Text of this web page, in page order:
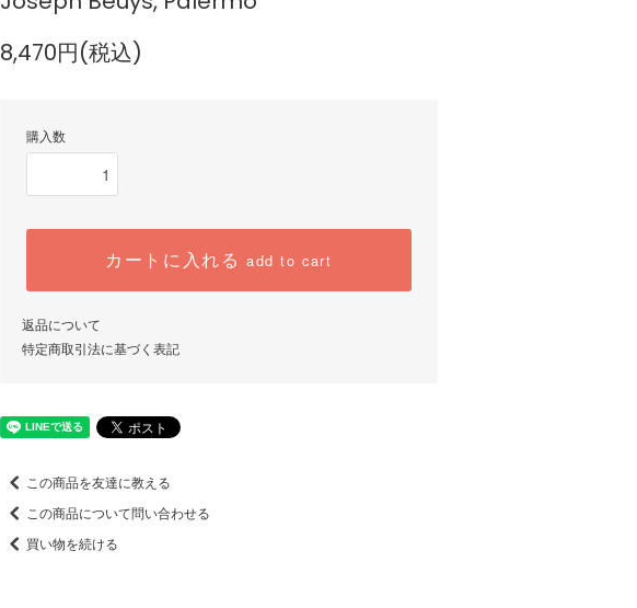
8,470円(税込)
購入数
カートに入れるadd to cart
返品について
特定商取引法に基づく表記
この商品を友達に教える
この商品について問い合わせる
買い物を続ける